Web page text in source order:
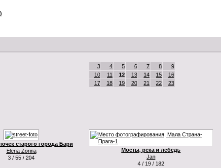
3 4 5 6 7 8
9
10
11 12 13 14 15
16
17
18 19 20 21 22 23
старого города Бари
Elena Zorina
3 / 55 / 204
Мосты, река и лебедь
Jan
4 / 19 / 182